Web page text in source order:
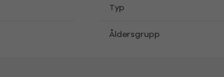
Typ
Åldersgrupp